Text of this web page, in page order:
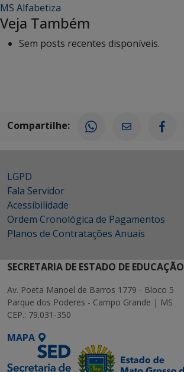
MS Alfabetiza
Veja Também
Sem posts recentes disponíveis.
Compartilhe:
LGPD
Fala Servidor
Acessibilidade
Ordem Cronológica de Pagamentos
Planos de Contratações Anuais
SECRETARIA DE ESTADO DE EDUCAÇÃO
Av. Poeta Manoel de Barros 1779 - Bloco 5
Parque dos Poderes - Campo Grande | MS
CEP.: 79.031-350
MAPA